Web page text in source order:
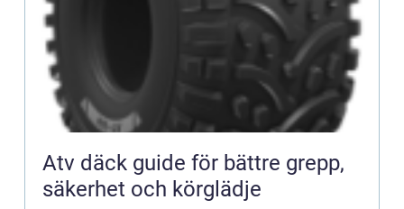
Atv däck guide för bättre grepp,
säkerhet och körglädje